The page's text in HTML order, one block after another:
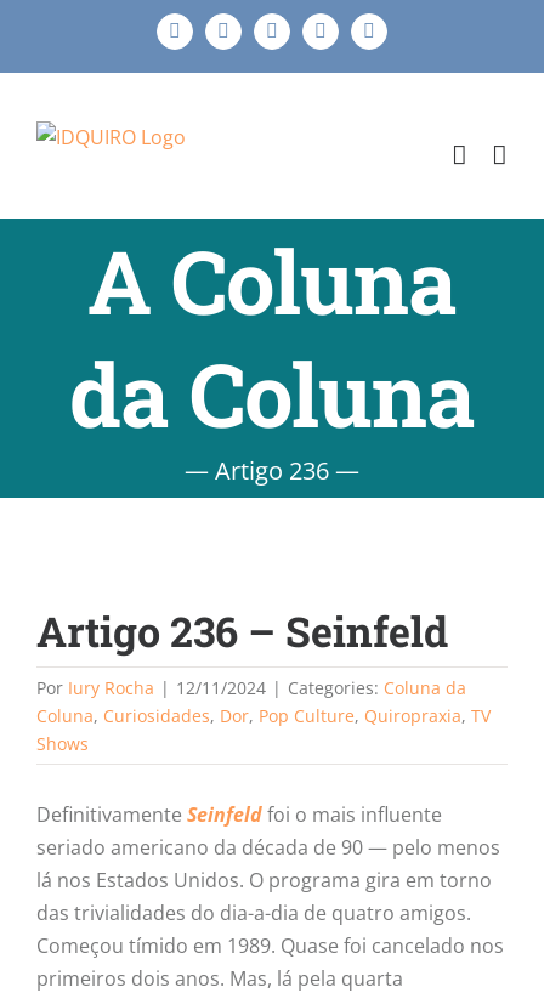
o
FacebookInstagram
X LinkedIn
E-
A Coluna
da Coluna
— Artigo 236 —
Artigo 236 – Seinfeld
Por Iury Rocha | 12/11/2024 | Categories: Coluna da
Coluna, Curiosidades, Dor, Pop Culture, Quiropraxia, TV
Shows
Definitivamente Seinfeldfoi o mais influente
seriado americano da década de 90 — pelo menos
lá nos Estados Unidos. O programa gira em torno
das trivialidades do dia-a-dia de quatro amigos.
Começou tímido em 1989. Quase foi cancelado nos
primeiros dois anos. Mas, lá pela quarta